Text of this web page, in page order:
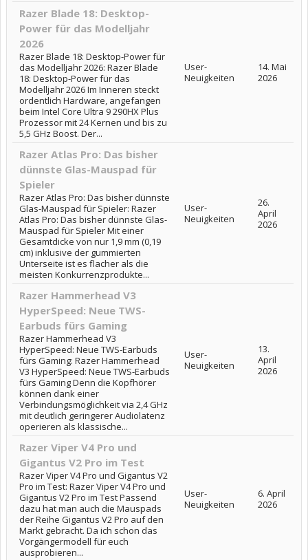
Razer Blade 18: Desktop-
Power für das Modelljahr
2026
Razer Blade 18: Desktop-Power für
das Modelljahr 2026: Razer Blade
18: Desktop-Power für das
Modelljahr 2026 Im Inneren steckt
ordentlich Hardware, angefangen
beim Intel Core Ultra 9 290HX Plus
Prozessor mit 24 Kernen und bis zu
5,5 GHz Boost. Der...
User-
Neuigkeiten
14. Mai
2026
Razer Atlas Pro: Das bisher
dünnste Glas-Mauspad für
Spieler
Razer Atlas Pro: Das bisher dünnste
Glas-Mauspad für Spieler: Razer
Atlas Pro: Das bisher dünnste Glas-
Mauspad für Spieler Mit einer
Gesamtdicke von nur 1,9 mm (0,19
cm) inklusive der gummierten
Unterseite ist es flacher als die
meisten Konkurrenzprodukte...
User-
Neuigkeiten
26.
April
2026
Razer Hammerhead V3
HyperSpeed: Neue TWS-
Earbuds fürs Gaming
Razer Hammerhead V3
HyperSpeed: Neue TWS-Earbuds
fürs Gaming: Razer Hammerhead
V3 HyperSpeed: Neue TWS-Earbuds
fürs Gaming Denn die Kopfhörer
können dank einer
Verbindungsmöglichkeit via 2,4 GHz
mit deutlich geringerer Audiolatenz
operieren als klassische...
User-
Neuigkeiten
13.
April
2026
Razer Viper V4 Pro und
Gigantus V2 Pro im Test
Razer Viper V4 Pro und Gigantus V2
Pro im Test: Razer Viper V4 Pro und
Gigantus V2 Pro im Test Passend
dazu hat man auch die Mauspads
der Reihe Gigantus V2 Pro auf den
Markt gebracht. Da ich schon das
Vorgängermodell für euch
ausprobieren...
User-
Neuigkeiten
6. April
2026